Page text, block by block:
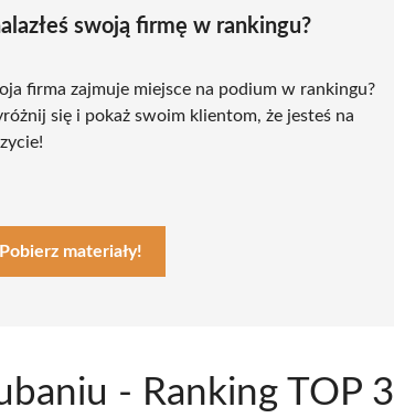
swoją firmę w rankingu?
firma zajmuje miejsce na podium w rankingu?
się i pokaż swoim klientom, że jesteś na
Pobierz materiały!
- Ranking TOP 3